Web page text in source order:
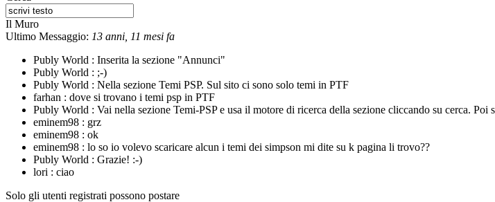
Il Muro
Ultimo Messaggio: 13 anni, 11 mesi fa
Publy World : Inserita la sezione "Annunci"
Publy World : ;-)
Publy World : Nella sezione Temi PSP. Sul sito ci sono solo temi in PTF
farhan : dove si trovano i temi psp in PTF
Publy World : Vai nella sezione Temi-PSP e usa il motore di ricerca della sezione cliccando su cerca.
eminem98 : grz
eminem98 : ok
eminem98 : lo so io volevo scaricare alcun i temi dei simpson mi dite su k pagina li trovo??
Publy World : Grazie! :-)
lori : ciao
Solo gli utenti registrati possono postare